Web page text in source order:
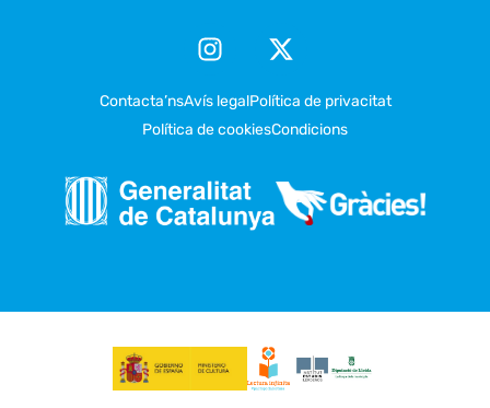
Contacta’nsAvís legalPolítica de privacitat
Política de cookiesCondicions